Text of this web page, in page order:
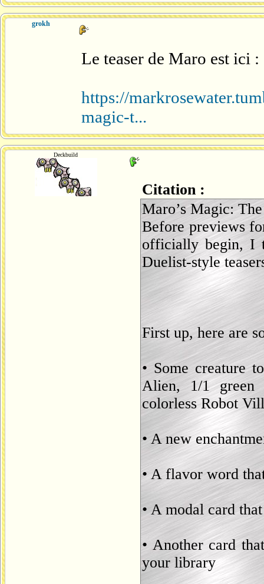
grokh
Le teaser de Maro est ici :
https://
magic-t...
Deckbuild
Citation :
Maro’s Magic:
Before previews
officially begin, I
Duelist-style
First up, here are
• Some creature
Alien, 1/1 green
colorless Robot
• A new
• A flavor word
• A modal card
• Another card
your library